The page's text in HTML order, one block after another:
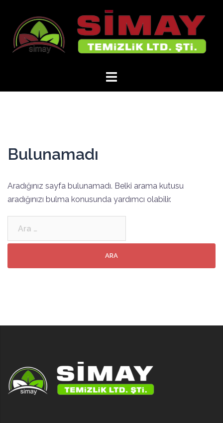
Bulunamadı
Aradığınız sayfa bulunamadı. Belki arama kutusu
aradığınızı bulma konusunda yardımcı olabilir.